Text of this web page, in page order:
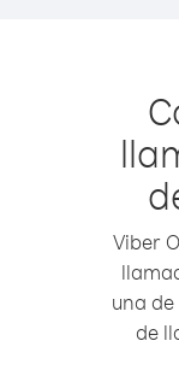
Viber
una
de